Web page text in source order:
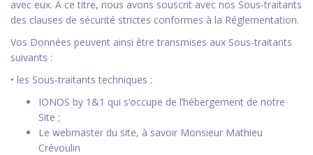
avec eux. À ce titre, nous avons souscrit avec nos Sous-traitants
des clauses de sécurité strictes conformes à la Réglementation.
Vos Données peuvent ainsi être transmises aux Sous-traitants
suivants :
• les Sous-traitants techniques :
IONOS by 1&1 qui s’occupe de l’hébergement de notre
Site ;
Le webmaster du site, à savoir Monsieur Mathieu
Crévoulin